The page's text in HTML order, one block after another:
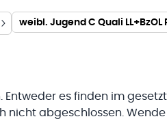
weibl. Jugend C Quali
Entweder es finden im
nicht abgeschlossen.